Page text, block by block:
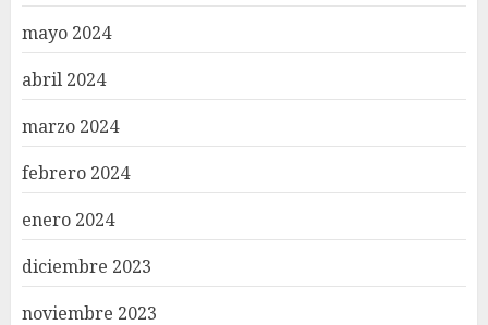
mayo 2024
abril 2024
marzo 2024
febrero 2024
enero 2024
diciembre 2023
noviembre 2023